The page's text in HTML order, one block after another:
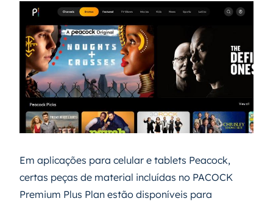
Em aplicações para celular e tablets Peacock,
certas peças de material incluídas no PACOCK
Premium Plus Plan estão disponíveis para